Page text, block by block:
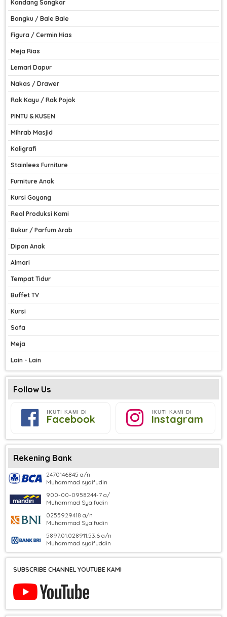
Kandang Sangkar
Bangku / Bale Bale
Figura / Cermin Hias
Meja Rias
Lemari Dapur
Nakas / Drawer
Rak Kayu / Rak Pojok
PINTU & KUSEN
Mihrab Masjid
Kaligrafi
Stainlees Furniture
Furniture Anak
Kursi Goyang
Real Produksi Kami
Bukur / Parfum Arab
Dipan Anak
Almari
Tempat Tidur
Buffet TV
Kursi
Sofa
Meja
Lain - Lain
Follow Us
IKUTI KAMI DI
Facebook
IKUTI KAMI DI
Instagram
Rekening Bank
2470146845 a/n
Muhammad syaifudin
900-00-0958244-7 a/
Muhammad Syaifudin
0255929418 a/n
Muhammad Syaifudin
5897.01.028911.53.6 a/n
Muhammad syaifuddin
SUBSCRIBE CHANNEL YOUTUBE KAMI